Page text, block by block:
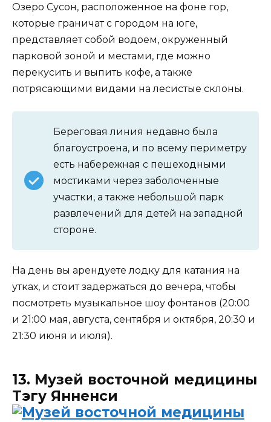
Озеро Сусон, расположенное на фоне гор,
которые граничат с городом на юге,
представляет собой водоем, окруженный
парковой зоной и местами, где можно
перекусить и выпить кофе, а также
потрясающими видами на лесистые склоны.
Береговая линия недавно была
благоустроена, и по всему периметру
есть набережная с пешеходными
мостиками через заболоченные
участки, а также небольшой парк
развлечений для детей на западной
стороне.
На день вы арендуете лодку для катания на
утках, и стоит задержаться до вечера, чтобы
посмотреть музыкальное шоу фонтанов (20:00
и 21:00 мая, августа, сентября и октября, 20:30 и
21:30 июня и июля).
13. Музей восточной медицины
Тэгу Янненси